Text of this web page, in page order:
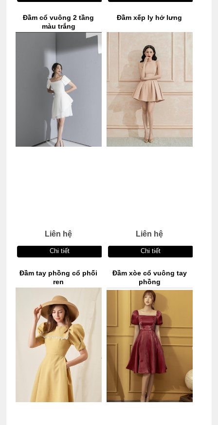
Đầm cổ vuông 2 tầng
màu trắng
Liên hệ
Chi tiết
Đầm xếp ly hở lưng
Liên hệ
Chi tiết
Đầm tay phồng cổ phối
ren
Đầm xòe cổ vuông tay
phồng